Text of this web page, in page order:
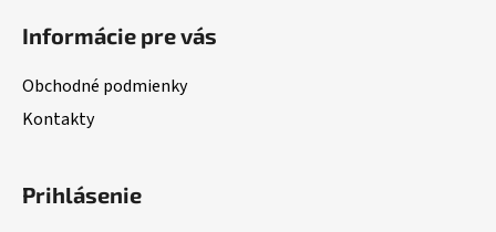
Informácie pre vás
Obchodné podmienky
Kontakty
Prihlásenie